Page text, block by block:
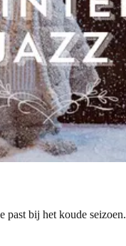
past bij het koude seizoen.